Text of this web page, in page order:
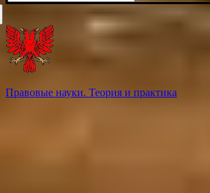
Правовые науки. Теория и практика